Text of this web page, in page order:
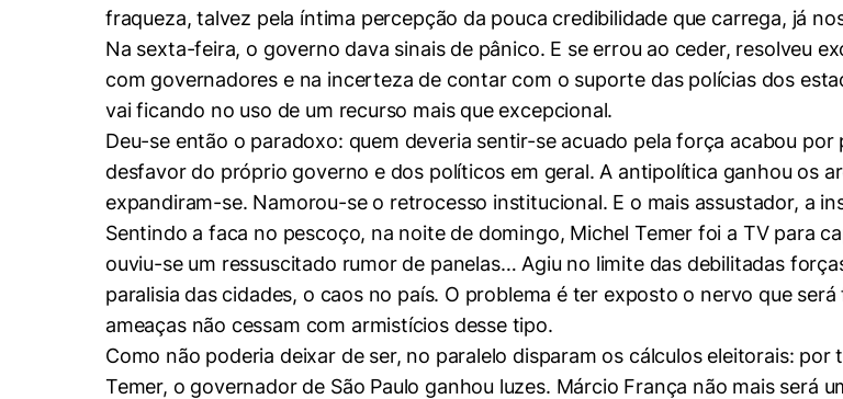
fraqueza, talvez pela íntima percepção da pouca credibilidade que carrega, já
Na sexta-feira, o governo dava sinais de pânico. E se errou ao ceder, resolveu
com governadores e na incerteza de contar com o suporte das polícias dos
vai ficando no uso de um recurso mais que excepcional.
Deu-se então o paradoxo: quem deveria sentir-se acuado pela força acabou
desfavor do próprio governo e dos políticos em geral. A antipolítica ganhou os
expandiram-se. Namorou-se o retrocesso institucional. E o mais assustador, a
Sentindo a faca no pescoço, na noite de domingo, Michel Temer foi a TV para
ouviu-se um ressuscitado rumor de panelas… Agiu no limite das debilitadas
paralisia das cidades, o caos no país. O problema é ter exposto o nervo que
ameaças não cessam com armistícios desse tipo.
Como não poderia deixar de ser, no paralelo disparam os cálculos eleitorais:
Temer, o governador de São Paulo ganhou luzes. Márcio França não mais será
Cookies estritamente necessários
Cookies de preferências de usuário